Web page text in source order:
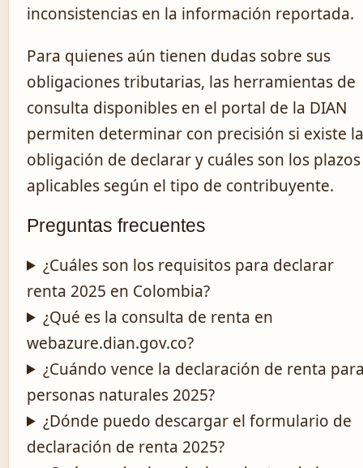
inconsistencias en la información reportada.
Para quienes aún tienen dudas sobre sus
obligaciones tributarias, las herramientas de
consulta disponibles en el portal de la DIAN
permiten determinar con precisión si existe la
obligación de declarar y cuáles son los plazos
aplicables según el tipo de contribuyente.
Preguntas frecuentes
¿Cuáles son los requisitos para declarar
renta 2025 en Colombia?
¿Qué es la consulta de renta en
webazure.dian.gov.co?
¿Cuándo vence la declaración de renta
personas naturales 2025?
¿Dónde puedo descargar el formulario de
declaración de renta 2025?